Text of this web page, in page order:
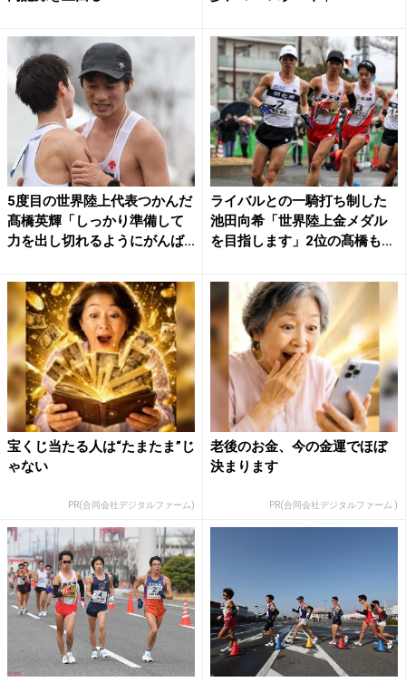
5度目の世界陸上代表つかんだ
髙橋英輝「しっかり準備して
力を出し切れるようにがんば...
ライバルとの一騎打ち制した
池田向希「世界陸上金メダル
を目指します」2位の髙橋も
宝くじ当たる人は“たまたま”じ
ゃない
PR(合同会社デジタルファーム)
老後のお金、今の金運でほぼ
決まります
PR(合同会社デジタルファーム )